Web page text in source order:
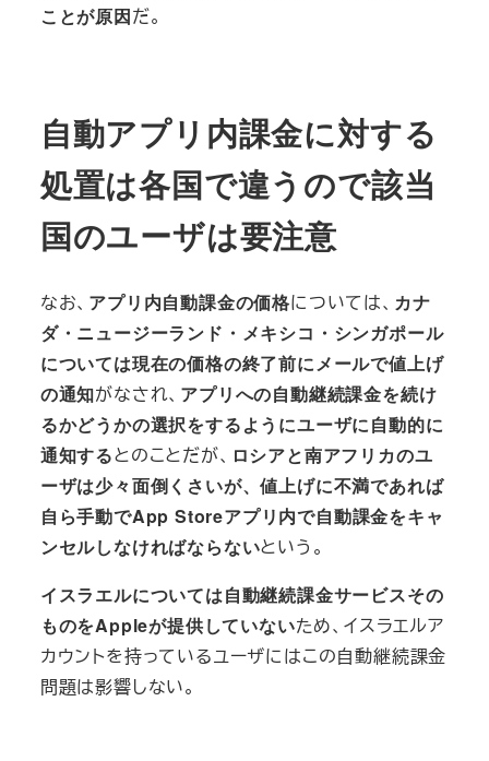
ことが原因だ。
自動アプリ内課金に対する
処置は各国で違うので該当
国のユーザは要注意
なお、 アプリ内自動課金の価格については、 カナ
ダ・ニュージーランド・メキシコ・シンガポール
については現在の価格の終了前にメールで値上げ
の通知がなされ、 アプリへの自動継続課金を続け
るかどうかの選択をするようにユーザに自動的に
通知するとのことだが、 ロシアと南アフリカのユ
ーザは少々面倒くさいが、値上げに不満であれば
自ら手動でApp Storeアプリ内で自動課金をキャ
ンセルしなければならないという。
イスラエルについては自動継続課金サービスその
ものをAppleが提供していないため、イスラエルア
カウントを持っているユーザにはこの自動継続課金
問題は影響しない。